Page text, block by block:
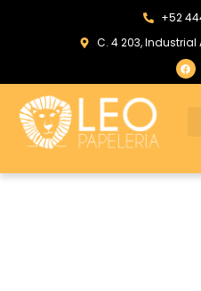
+52
C. 4 203, Industrial